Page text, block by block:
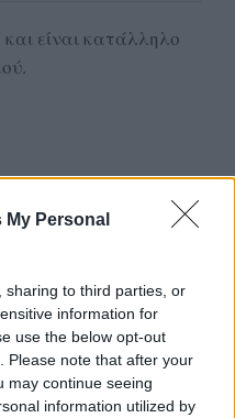
Personal
sharing to third parties, or
information for
use the below opt-out
Please note that after your
may continue seeing
information utilized by
και είναι κατάλληλο
Δημοτικό Θέατρο
Δημοτικό Θέατρο
Δημοτικό Θέατρο